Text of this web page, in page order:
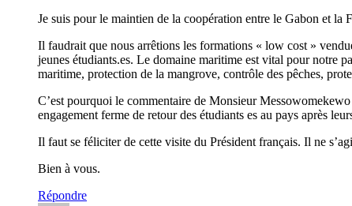
Je suis pour le maintien de la coopération entre le Gabon et
Il faudrait que nous arrêtions les formations « low cost »
jeunes étudiants.es. Le domaine maritime est vital pour notre
maritime, protection de la mangrove, contrôle des pêches,
C’est pourquoi le commentaire de Monsieur
engagement ferme de retour des étudiants es au pays après
Il faut se féliciter de cette visite du Président français. Il ne
Bien à vous.
Répondre